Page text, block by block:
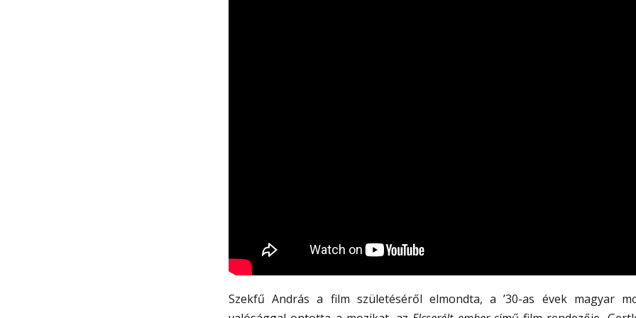
Szekfű András a film születéséről elmondta, a ’30-as évek magyar